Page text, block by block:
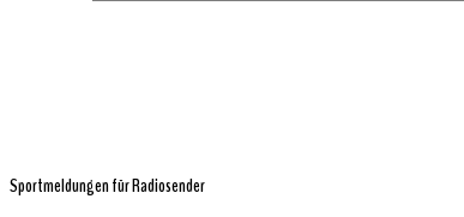
Sportmeldungen für Radiosender